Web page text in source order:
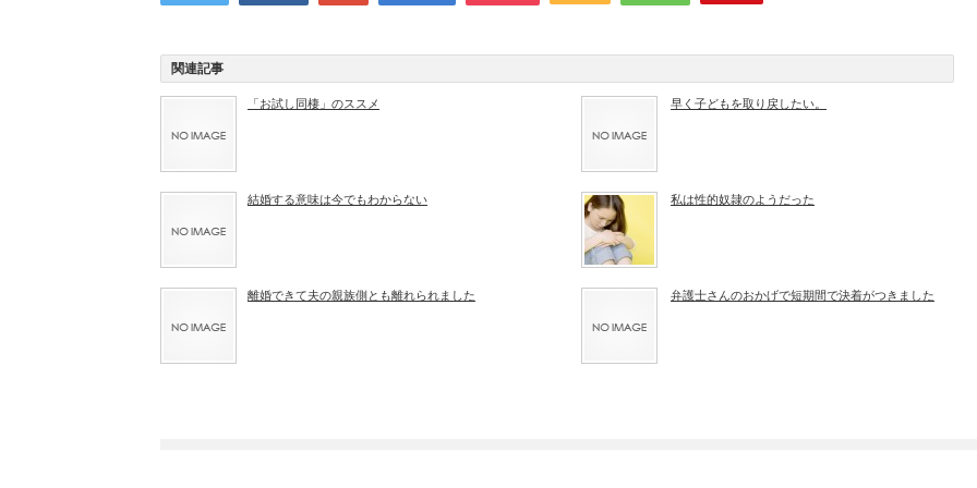
関連記事
「お試し同棲」のススメ 早く子どもを取り戻したい。
結婚する意味は今でもわからない 私は性的奴隷のようだった
離婚できて夫の親族側とも離れられました 弁護士さんのおかげで短期間で決着がつきました